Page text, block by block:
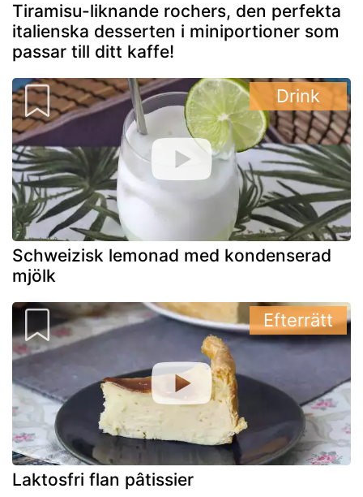
Tiramisu-liknande rochers, den perfekta
italienska desserten i miniportioner som
passar till ditt kaffe!
Schweizisk lemonad med kondenserad
mjölk
Drink
Laktosfri flan pâtissier
Efterrätt